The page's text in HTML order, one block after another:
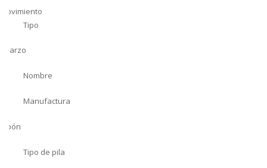
Movimiento
Tipo
Cuarzo
Nombre
Manufactura
Japón
Tipo de pila